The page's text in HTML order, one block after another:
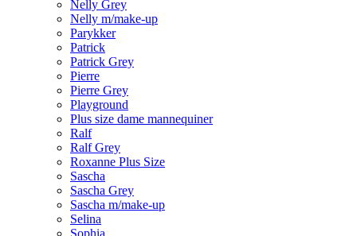
Nelly Grey
Nelly m/make-up
Parykker
Patrick
Patrick Grey
Pierre
Pierre Grey
Playground
Plus size dame mannequiner
Ralf
Ralf Grey
Roxanne Plus Size
Sascha
Sascha Grey
Sascha m/make-up
Selina
Sophia